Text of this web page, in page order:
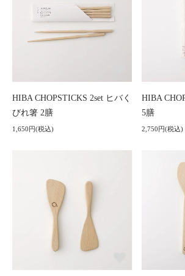
HIBA CHOPSTICKS 2set ヒバく
びれ箸 2膳
1,650円(税込)
HIBA
5膳
2,750円(税込)